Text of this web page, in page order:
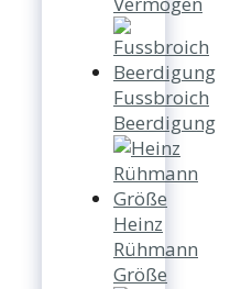
Fussbroich
Beerdigung
Heinz
Rühmann
Größe